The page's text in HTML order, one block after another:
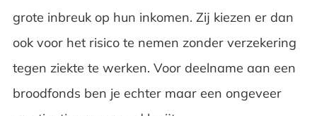
Gratis ebook met tips voor bedrijven en
afdelingen!
grote inbreuk op hun inkomen. Zij kiezen er dan
ook voor het risico te nemen zonder verzekering
tegen ziekte te werken. Voor deelname aan een
broodfonds ben je echter maar een ongeveer